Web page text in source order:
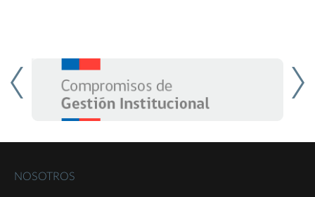
NOSOTROS